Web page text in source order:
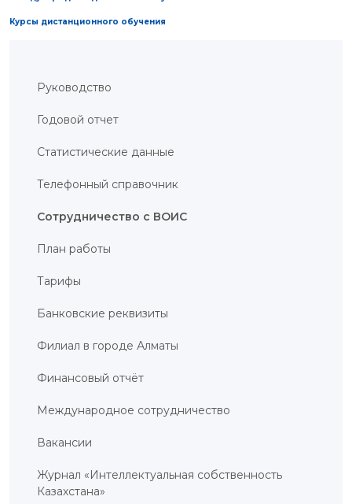
НАИМЕНОВАНИЯ
ПРОИСХОЖДЕНИЯ
ИНТЕГРАЛЬНЫХ
МИКРОСХЕМ
КОММЕРЦИАЛИЗАЦИИ
ПРАВА
БЛОГ
ДИРЕКТОРА
ИНТЕРАКТИВНАЯ
ИНТЕРАКТИВНАЯ
ГЕОГРАФИЧЕСКИХ
УКАЗАНИЙ И
ПРОИСХОЖДЕНИЯ
ИНТЕРАКТИВНАЯ
КАРТА
ВОПРОС
Курсы дистанционного обучения
Руководство
Годовой отчет
Статистические данные
Телефонный справочник
Сотрудничество с ВОИС
План работы
Тарифы
Банковские реквизиты
Филиал в городе Алматы
Финансовый отчёт
Международное сотрудничество
Вакансии
Журнал «Интеллектуальная собственность
Казахстана»